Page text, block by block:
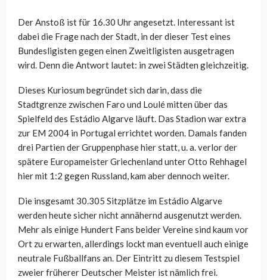
Der Anstoß ist für 16.30 Uhr angesetzt. Interessant ist
dabei die Frage nach der Stadt, in der dieser Test eines
Bundesligisten gegen einen Zweitligisten ausgetragen
wird. Denn die Antwort lautet: in zwei Städten gleichzeitig.
Dieses Kuriosum begründet sich darin, dass die
Stadtgrenze zwischen Faro und Loulé mitten über das
Spielfeld des Estádio Algarve läuft. Das Stadion war extra
zur EM 2004 in Portugal errichtet worden. Damals fanden
drei Partien der Gruppenphase hier statt, u. a. verlor der
spätere Europameister Griechenland unter Otto Rehhagel
hier mit 1:2 gegen Russland, kam aber dennoch weiter.
Die insgesamt 30.305 Sitzplätze im Estádio Algarve
werden heute sicher nicht annähernd ausgenutzt werden.
Mehr als einige Hundert Fans beider Vereine sind kaum vor
Ort zu erwarten, allerdings lockt man eventuell auch einige
neutrale Fußballfans an. Der Eintritt zu diesem Testspiel
zweier früherer Deutscher Meister ist nämlich frei.